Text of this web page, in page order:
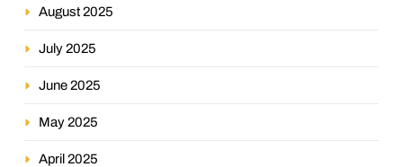
August 2025
July 2025
June 2025
May 2025
April 2025